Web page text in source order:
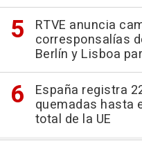
RTVE anuncia
corresponsalías
Berlín y Lisboa
España registra
quemadas hasta
total de la UE